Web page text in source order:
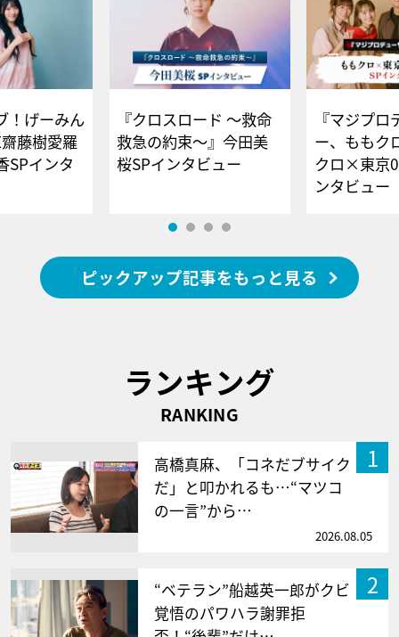
！げーみん
藤樹愛羅
SPインタ
『クロスロード ～救命
救急の約束～』今田美
桜SPインタビュー
『マジプロ
ー、ももク
クロ×東京
ンタビュー
ピックアップ記事をもっと見る
ランキング
RANKING
1
高橋真麻、「コネだブサイク
だ」と叩かれるも…“マツコ
の一言”から…
2026.08.05
2
“ベテラン”船越英一郎がクビ
覚悟のパワハラ謝罪拒